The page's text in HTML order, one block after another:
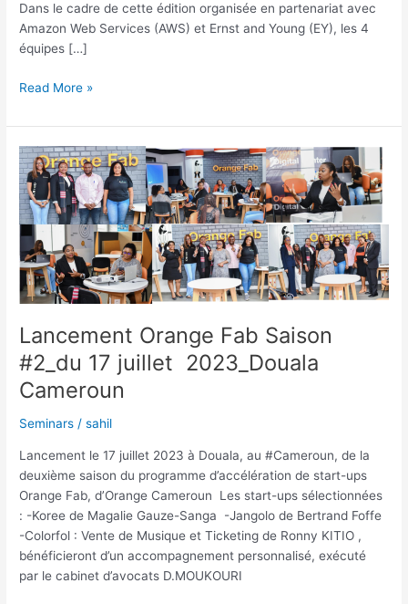
Dans le cadre de cette édition organisée en partenariat avec
Amazon Web Services (AWS) et Ernst and Young (EY), les 4
équipes […]
Read More »
Lancement Orange Fab Saison
#2_du 17 juillet 2023_Douala
Cameroun
Seminars /sahil
Lancement le 17 juillet 2023 à Douala, au #Cameroun, de la
deuxième saison du programme d’accélération de start-ups
Orange Fab, d’Orange Cameroun Les start-ups sélectionnées
: -Koree de Magalie Gauze-Sanga -Jangolo de Bertrand Foffe
-Colorfol : Vente de Musique et Ticketing de Ronny KITIO ,
bénéficieront d’un accompagnement personnalisé, exécuté
par le cabinet d’avocats D.MOUKOURI
Lancement
Orange
Fab
Saison
#2_du
17
juillet
2023_Douala